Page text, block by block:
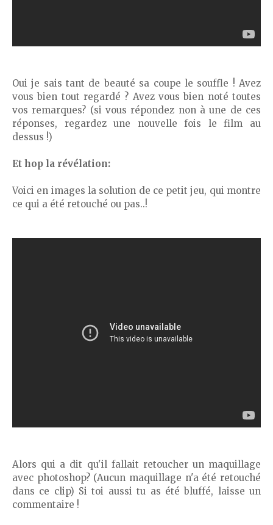
Oui je sais tant de beauté sa coupe le souffle ! Avez
vous bien tout regardé ? Avez vous bien noté toutes
vos remarques? (si vous répondez non à une de ces
réponses, regardez une nouvelle fois le film au
dessus !)
Et hop la révélation:
Voici en images la solution de ce petit jeu, qui montre
ce qui a été retouché ou pas..!
Alors qui a dit qu'il fallait retoucher un maquillage
avec photoshop? (Aucun maquillage n'a été retouché
dans ce clip) Si toi aussi tu as été bluffé, laisse un
commentaire !